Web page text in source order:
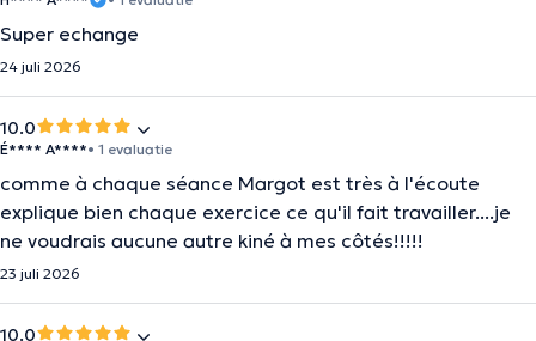
Super echange
24 juli 2026
10.0
É**** A****• 1 evaluatie
comme à chaque séance Margot est très à l'écoute
explique bien chaque exercice ce qu'il fait travailler....je
ne voudrais aucune autre kiné à mes côtés!!!!!
23 juli 2026
10.0